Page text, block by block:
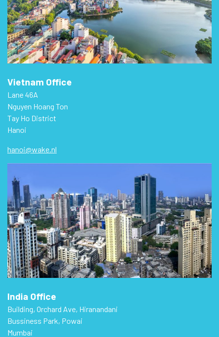
Vietnam Office
Lane 46A
Nguyen Hoang Ton
Tay Ho District
Hanoi
hanoi@wake.nl
India Office
Building, Orchard Ave, Hiranandani
Bussiness Park, Powai
Mumbai